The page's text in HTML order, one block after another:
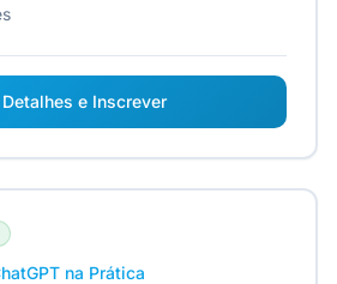
Detalhes e Inscrever
na Prática